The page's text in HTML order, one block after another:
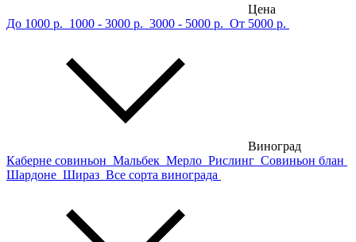
Цена
До 1000 р. 1000 - 3000 р. 3000 - 5000 р. От 5000 р.
Виноград
Каберне совиньон Мальбек Мерло Рислинг Совиньон блан
Шардоне Шираз Все сорта винограда